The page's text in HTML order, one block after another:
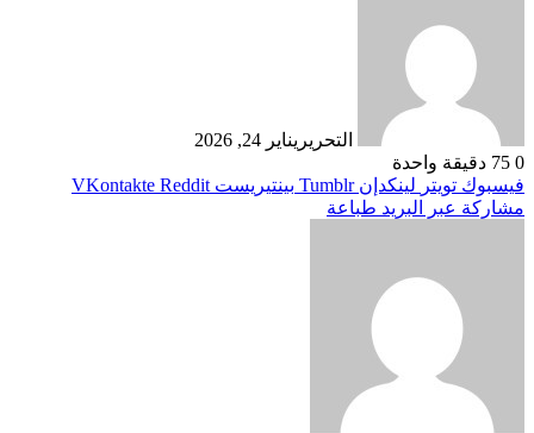
التحرير يناير 24, 2026
0
دقيقة واحدة
فيسبوك تويتر لينكدإن بينتيريست
مشاركة عبر البريد طباعة